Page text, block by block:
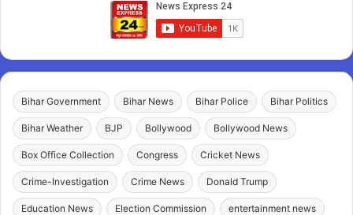
Bihar Government Bihar News Bihar Police Bihar Politics
Bihar Weather BJP Bollywood Bollywood News
Box Office Collection Congress Cricket News
Crime-Investigation Crime News Donald Trump
Education News Election Commission entertainment news